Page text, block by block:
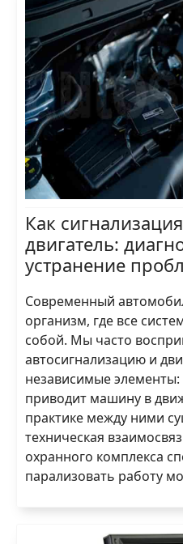
Как
двигатель:
устранение
Современный
организм, где все
собой. Мы часто
автосигнализацию и
независимые
приводит машину в
практике между ними
техническая
охранного комплекса
парализовать работу